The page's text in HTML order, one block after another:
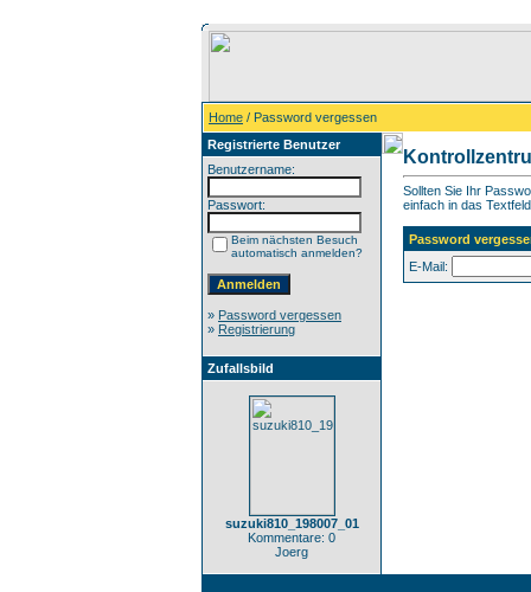
Home / Password vergessen
Registrierte Benutzer
Benutzername:
Passwort:
Beim nächsten Besuch
automatisch anmelden?
» Password vergessen
» Registrierung
Zufallsbild
suzuki810_198007_01
Kommentare: 0
Joerg
Sollten Sie Ihr
einfach in das
Password
E-Mail: